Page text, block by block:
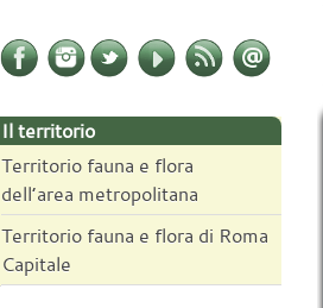
Il territorio
Territorio fauna e flora
dell’area metropolitana
Territorio fauna e flora di Roma
Capitale